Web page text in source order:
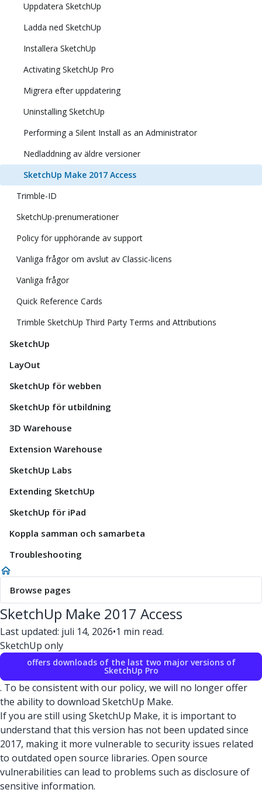
Uppdatera SketchUp
Ladda ned SketchUp
Installera SketchUp
Activating SketchUp Pro
Migrera efter uppdatering
Uninstalling SketchUp
Performing a Silent Install as an Administrator
Nedladdning av äldre versioner
SketchUp Make 2017 Access
Trimble-ID
SketchUp-prenumerationer
Policy för upphörande av support
Vanliga frågor om avslut av Classic-licens
Vanliga frågor
Quick Reference Cards
Trimble SketchUp Third Party Terms and Attributions
SketchUp
LayOut
SketchUp för webben
SketchUp för utbildning
3D Warehouse
Extension Warehouse
SketchUp Labs
Extending SketchUp
SketchUp för iPad
Koppla samman och samarbeta
Troubleshooting
Browse pages
SketchUp Make 2017 Access
Last updated: juli 14, 2026•1 min read.
SketchUp only
offers downloads of the last two major versions of
SketchUp Pro
. To be consistent with our policy, we will no longer offer
the ability to download SketchUp Make.
If you are still using SketchUp Make, it is important to
understand that this version has not been updated since
2017, making it more vulnerable to security issues related
to outdated open source libraries. Open source
vulnerabilities can lead to problems such as disclosure of
sensitive information.